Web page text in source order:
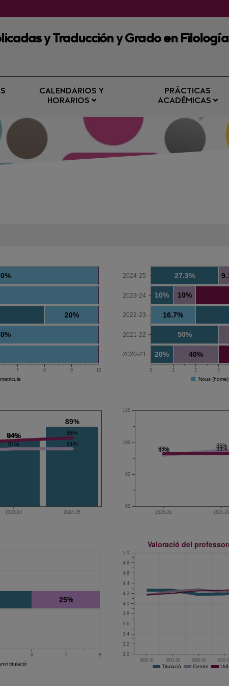
y Traducción y Grado en Filología
CALENDARIOS Y
HORARIOS
PRÁCTICAS
ACADÉMICAS